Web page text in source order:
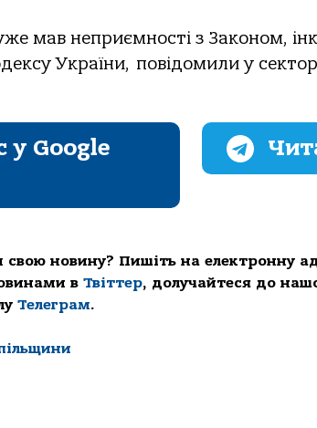
мав неприємності з Законом,
України, повідомили у
у Google
новину? Пишіть на електронну
в Твіттер, долучайтеся до
Телеграм.